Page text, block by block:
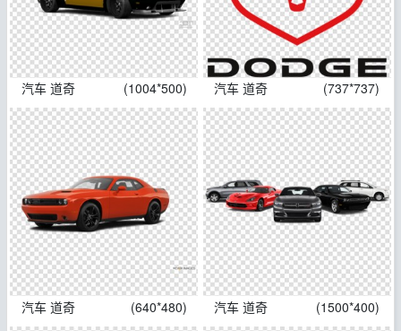
汽车 道奇 (1004*500) 汽车 道奇 (737*737)
汽车 道奇 (640*480) 汽车 道奇 (1500*400)